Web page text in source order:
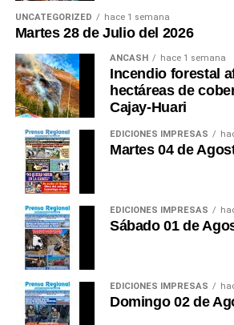
UNCATEGORIZED hace 1 semana
Martes 28 de Julio del 2026
ANCASH hace 1 semana
Incendio forestal
hectáreas de
Cajay-Huari
EDICIONES IMPRESAS
Martes 04 de
EDICIONES IMPRESAS
Sábado 01 de
EDICIONES IMPRESAS
Domingo 02 de